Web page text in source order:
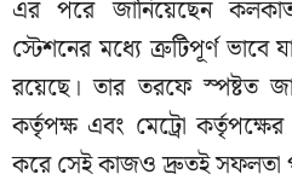
এর পরে জানিয়েছেন
স্টেশনের মধ্যে ত্রুটিপূর্ণ
রয়েছে। তার তরফে স্পষ্টত
কর্তৃপক্ষ এবং মেট্রো
করে সেই কাজও দ্রুতই সফলতা